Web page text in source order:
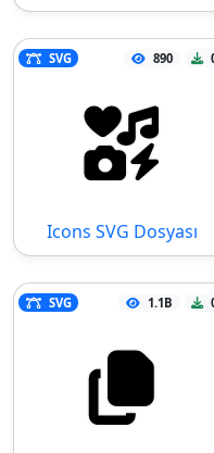
SVG 890
Icons SVG Dosyası
SVG 1.1B